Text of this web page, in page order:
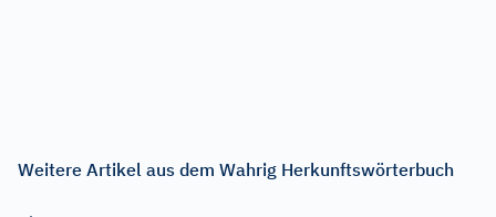
Weitere Artikel aus dem Wahrig Herkunftswörterbuch